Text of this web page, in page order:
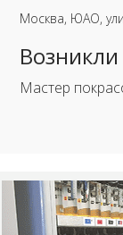
Москва, ЮАО,
Мастер